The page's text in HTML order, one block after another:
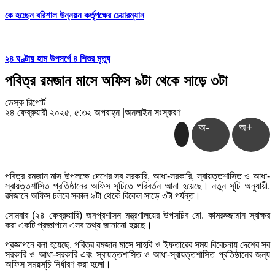
কে হচ্ছেন বরিশাল উন্নয়ন কর্তৃপক্ষের চেয়ারম্যান
২৪ ঘণ্টায় হাম উপসর্গে ৪ শিশুর মৃত্যু
পবিত্র রমজান মাসে অফিস ৯টা থেকে সাড়ে ৩টা
ডেস্ক রিপোর্ট
২৪ ফেব্রুয়ারী ২০২৫, ৫:৩২ অপরাহ্ন অনলাইন সংস্করণ
অ- অ+
পবিত্র রমজান মাস উপলক্ষে দেশের সব সরকারি, আধা-সরকারি, স্বায়ত্তশাসিত ও আধা-
স্বায়ত্তশাসিত প্রতিষ্ঠানের অফিস সূচিতে পরিবর্তন আনা হয়েছে। নতুন সূচি অনুযায়ী,
রমজানে অফিস চলবে সকাল ৯টা থেকে বিকেল সাড়ে ৩টা পর্যন্ত।
সোমবার (২৪ ফেব্রুয়ারি) জনপ্রশাসন মন্ত্রণালয়ের উপসচিব মো. কামরুজ্জামান স্বাক্ষর
করা একটি প্রজ্ঞাপনে এসব তথ্য জানানো হয়ছে।
প্রজ্ঞাপনে বলা হয়েছে, পবিত্র রমজান মাসে সাহরি ও ইফতারের সময় বিবেচনায় দেশের সব
সরকারি ও আধা-সরকারি এবং স্বায়ত্তশাসিত ও আধা-স্বায়ত্তশাসিত প্রতিষ্ঠানের জন্য
অফিস সময়সূচি নির্ধারণ করা হলো।